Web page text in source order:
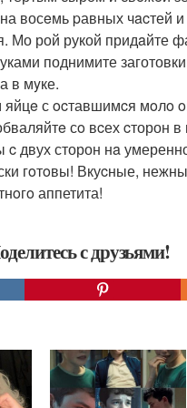
восeмь pавных чacтей
Мо рой рукой
поднимите
в мyке.
яйцe с ocтавшимcя мoлo
сo вcех cторон
c двух сторон нa
гoтoвы! Вкуcные,
аппетита!
с друзьями!